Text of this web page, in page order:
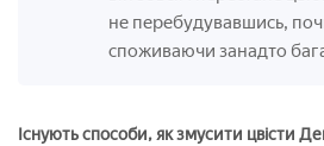
не перебудувавшись,
споживаючи занадто
Існують способи, як змусити цвісти